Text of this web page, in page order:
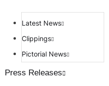
Latest News
Clippings
Pictorial News
Press Releases